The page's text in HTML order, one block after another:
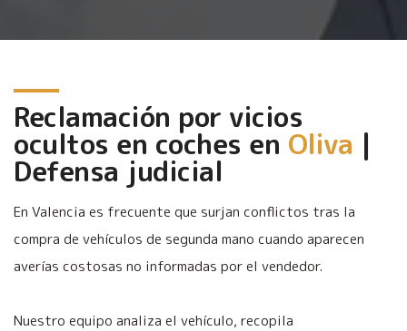
Reclamación por vicios
ocultos en coches en Oliva |
Defensa judicial
En Valencia es frecuente que surjan conflictos tras la
compra de vehículos de segunda mano cuando aparecen
averías costosas no informadas por el vendedor.
Nuestro equipo analiza el vehículo, recopila